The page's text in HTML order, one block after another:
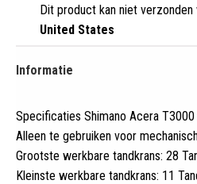
Informatie
Specificaties Shimano Acera
Alleen te gebruiken voor
Grootste werkbare tandkrans: 28
Kleinste werkbare tandkrans: 11
Dit product kan niet verzonden
United States